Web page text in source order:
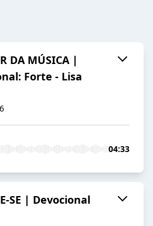
DA MÚSICA |
Forte - Lisa
04:33
SE | Devocional